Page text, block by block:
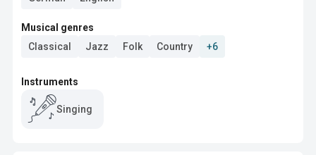
Musical genres
Classical
Jazz Folk Country +6
Instruments
Singing